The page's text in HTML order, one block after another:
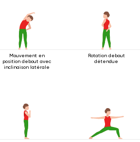
Mouvement en
position debout avec
inclinaison latérale
Rotation debout
détendue